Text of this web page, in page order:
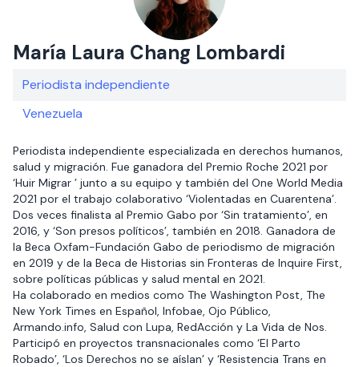
María Laura Chang Lombardi
Periodista independiente
Venezuela
Periodista independiente especializada en derechos humanos,
salud y migración. Fue ganadora del Premio Roche 2021 por
‘Huir Migrar ’ junto a su equipo y también del One World Media
2021 por el trabajo colaborativo ‘Violentadas en Cuarentena’.
Dos veces finalista al Premio Gabo por ‘Sin tratamiento’, en
2016, y ‘Son presos políticos’, también en 2018. Ganadora de
la Beca Oxfam-Fundación Gabo de periodismo de migración
en 2019 y de la Beca de Historias sin Fronteras de Inquire First,
sobre políticas públicas y salud mental en 2021.
Ha colaborado en medios como The Washington Post, The
New York Times en Español, Infobae, Ojo Público,
Armando.info, Salud con Lupa, RedAcción y La Vida de Nos.
Participó en proyectos transnacionales como ‘El Parto
Robado’, ‘Los Derechos no se aíslan’ y ‘Resistencia Trans en